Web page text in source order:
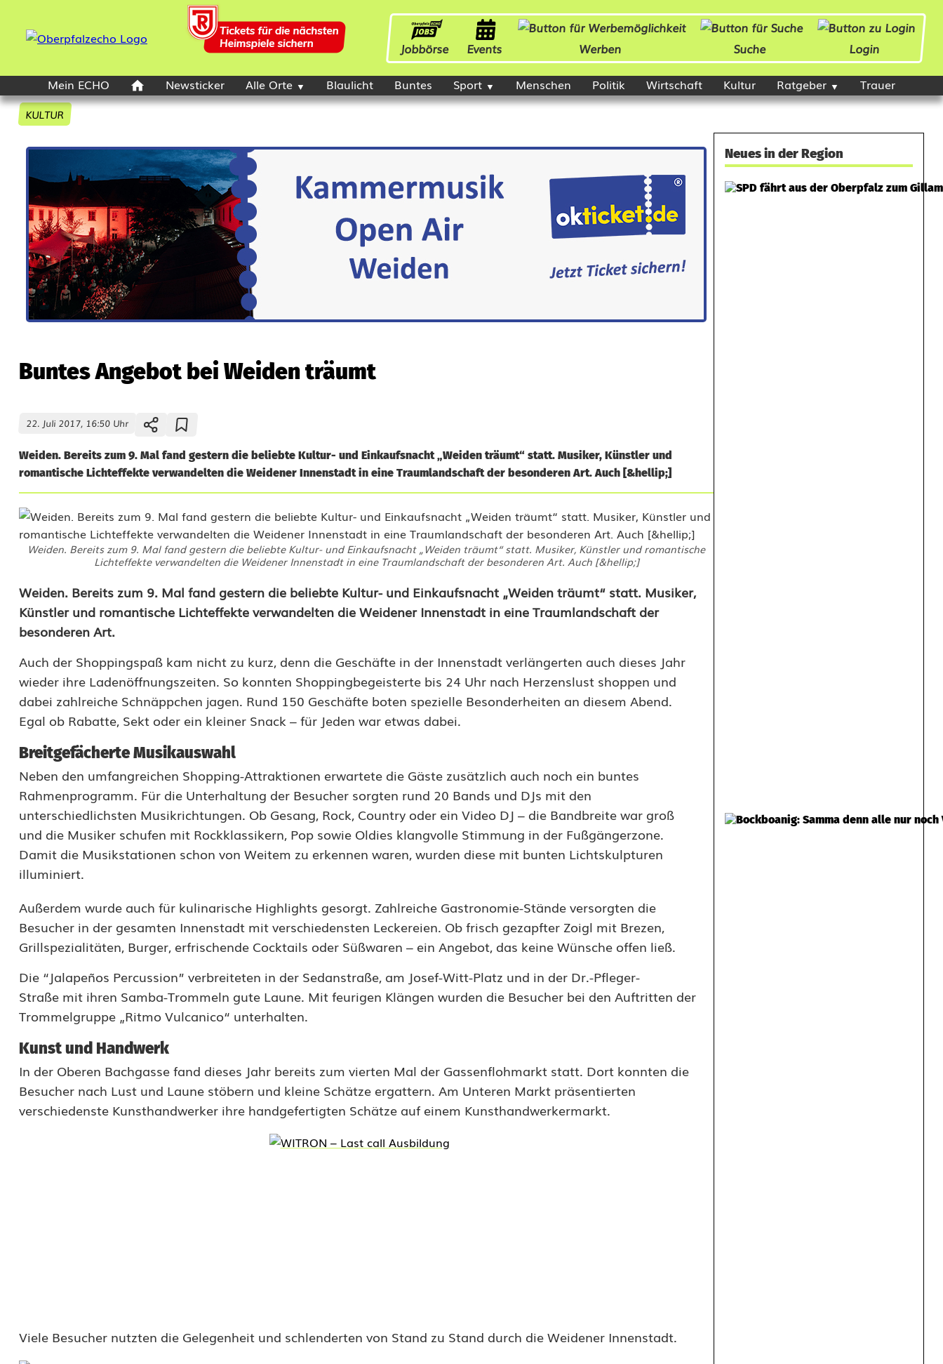
Jobbörse Events Werben Suche Login
Mein ECHO Newsticker Alle Orte Blaulicht Buntes Sport Menschen Politik Wirtschaft Kultur Ratgeber Trauer
KULTUR
Buntes Angebot bei Weiden träumt
22. Juli 2017, 16:50 Uhr
Weiden. Bereits zum 9. Mal fand gestern die beliebte Kultur- und Einkaufsnacht „Weiden träumt“ statt. Musiker, Künstler und
romantische Lichteffekte verwandelten die Weidener Innenstadt in eine Traumlandschaft der besonderen Art. Auch [&hellip;]
Weiden. Bereits zum 9. Mal fand gestern die beliebte Kultur- und Einkaufsnacht „Weiden träumt“ statt. Musiker, Künstler und romantische
Lichteffekte verwandelten die Weidener Innenstadt in eine Traumlandschaft der besonderen Art. Auch [&hellip;]
B
u
t
e
s
A
n
g
e
b
t
b
e
i
W
e
i
d
Weiden. Bereits zum 9. Mal fand gestern die beliebte Kultur- und Einkaufsnacht „Weiden träumt“ statt. Musiker,
Künstler und romantische Lichteffekte verwandelten die Weidener Innenstadt in eine Traumlandschaft der
besonderen Art.
Auch der Shoppingspaß kam nicht zu kurz, denn die Geschäfte in der Innenstadt verlängerten auch dieses Jahr
wieder ihre Ladenöffnungszeiten. So konnten Shoppingbegeisterte bis 24 Uhr nach Herzenslust shoppen und
dabei zahlreiche Schnäppchen jagen. Rund 150 Geschäfte boten spezielle Besonderheiten an diesem Abend.
Egal ob Rabatte, Sekt oder ein kleiner Snack – für Jeden war etwas dabei.
Breitgefächerte Musikauswahl
Neben den umfangreichen Shopping-Attraktionen erwartete die Gäste zusätzlich auch noch ein buntes
Rahmenprogramm. Für die Unterhaltung der Besucher sorgten rund 20 Bands und DJs mit den
unterschiedlichsten Musikrichtungen. Ob Gesang, Rock, Country oder ein Video DJ – die Bandbreite war groß
und die Musiker schufen mit Rockklassikern, Pop sowie Oldies klangvolle Stimmung in der Fußgängerzone.
Damit die Musikstationen schon von Weitem zu erkennen waren, wurden diese mit bunten Lichtskulpturen
illuminiert.
Außerdem wurde auch für kulinarische Highlights gesorgt. Zahlreiche Gastronomie-Stände versorgten die
Besucher in der gesamten Innenstadt mit verschiedensten Leckereien. Ob frisch gezapfter Zoigl mit Brezen,
Grillspezialitäten, Burger, erfrischende Cocktails oder Süßwaren – ein Angebot, das keine Wünsche offen ließ.
Die “Jalapeños Percussion” verbreiteten in der Sedanstraße, am Josef-Witt-Platz und in der Dr.-Pfleger-
Straße mit ihren Samba-Trommeln gute Laune. Mit feurigen Klängen wurden die Besucher bei den Auftritten der
Trommelgruppe „Ritmo Vulcanico“ unterhalten.
Kunst und Handwerk
In der Oberen Bachgasse fand dieses Jahr bereits zum vierten Mal der Gassenflohmarkt statt. Dort konnten die
Besucher nach Lust und Laune stöbern und kleine Schätze ergattern. Am Unteren Markt präsentierten
verschiedenste Kunsthandwerker ihre handgefertigten Schätze auf einem Kunsthandwerkermarkt.
Viele Besucher nutzten die Gelegenheit und schlenderten von Stand zu Stand durch die Weidener Innenstadt.
Neues in der Region